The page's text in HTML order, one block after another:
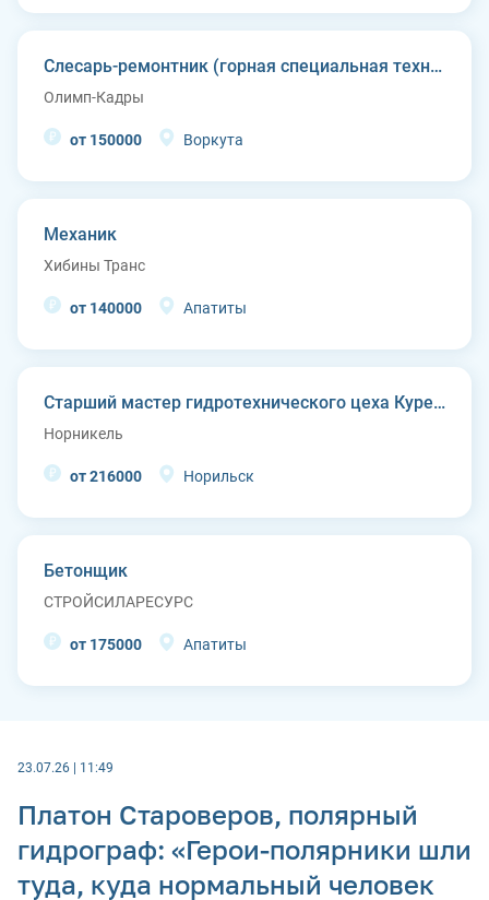
Слесарь-ремонтник (горная специальная техника)
Олимп-Кадры
от 150000 Воркута
Механик
Хибины Транс
от 140000 Апатиты
Старший мастер гидротехнического цеха Курейской ГЭС (п. Светлогорск)
Норникель
от 216000 Норильск
Бетонщик
СТРОЙСИЛАРЕСУРС
от 175000 Апатиты
23.07.26 | 11:49
Платон Староверов, полярный
гидрограф: «Герои-полярники шли
туда, куда нормальный человек